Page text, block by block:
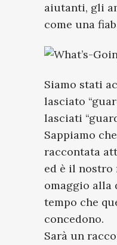
aiutanti, gli
come una
Siamo stati
lasciato
lasciati
Sappiamo
raccontata
ed è il nostro
omaggio alla
tempo che
concedono.
Sarà un